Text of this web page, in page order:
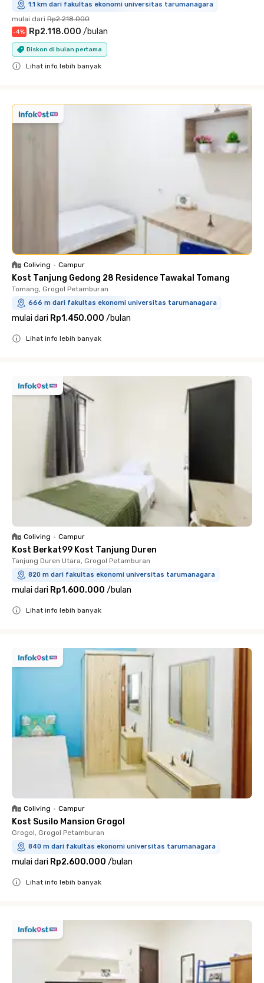
1.1 km dari fakultas ekonomi universitas tarumanagara
mulai dari Rp2.218.000
-4% Rp2.118.000 /bulan
Diskon di bulan pertama
Lihat info lebih banyak
Coliving • Campur
Kost Tanjung Gedong 28 Residence Tawakal Tomang
Tomang, Grogol Petamburan
666 m dari fakultas ekonomi universitas tarumanagara
mulai dari Rp1.450.000 /bulan
Lihat info lebih banyak
Coliving • Campur
Kost Berkat99 Kost Tanjung Duren
Tanjung Duren Utara, Grogol Petamburan
820 m dari fakultas ekonomi universitas tarumanagara
mulai dari Rp1.600.000 /bulan
Lihat info lebih banyak
Coliving • Campur
Kost Susilo Mansion Grogol
Grogol, Grogol Petamburan
840 m dari fakultas ekonomi universitas tarumanagara
mulai dari Rp2.600.000 /bulan
Lihat info lebih banyak